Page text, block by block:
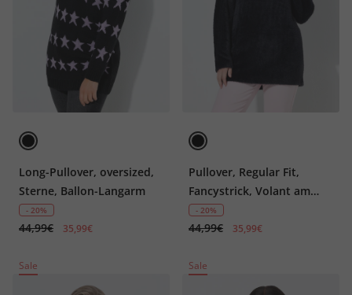
Long-Pullover, oversized,
Sterne, Ballon-Langarm
- 20%
44,99€ 35,99€
Pullover, Regular Fit,
Fancystrick, Volant am
Ausschnitt
- 20%
44,99€ 35,99€
Sale Sale